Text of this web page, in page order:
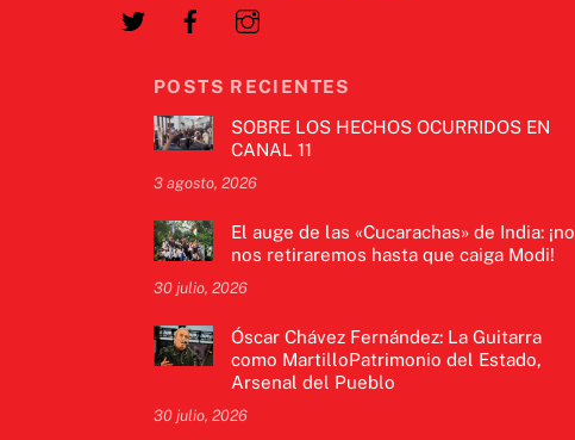
POSTS RECIENTES
SOBRE LOS HECHOS OCURRIDOS EN
CANAL 11
3 agosto, 2026
El auge de las «Cucarachas» de India: ¡no
nos retiraremos hasta que caiga Modi!
30 julio, 2026
Óscar Chávez Fernández: La Guitarra
como MartilloPatrimonio del Estado,
Arsenal del Pueblo
30 julio, 2026